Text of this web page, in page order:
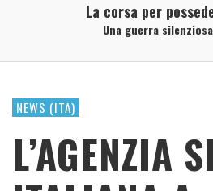
La corsa per
Una guerra
NEWS (ITA)
L’AGENZIA